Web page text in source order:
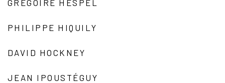
GRÉGOIRE HESPEL
PHILIPPE HIQUILY
DAVID HOCKNEY
JEAN IPOUSTÉGUY